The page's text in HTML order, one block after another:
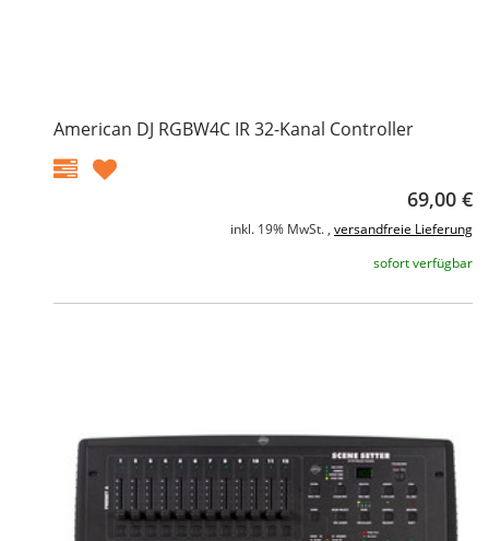
American DJ RGBW4C IR 32-Kanal Controller
69,00 €
inkl. 19% MwSt. , versandfreie Lieferung
sofort verfügbar